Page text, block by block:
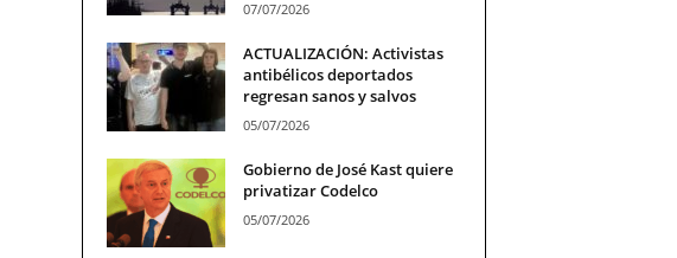
07/07/2026
ACTUALIZACIÓN: Activistas
antibélicos deportados
regresan sanos y salvos
05/07/2026
Gobierno de José Kast quiere
privatizar Codelco
05/07/2026